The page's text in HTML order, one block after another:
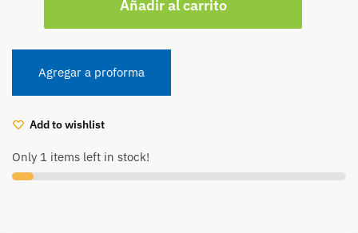
BUHO
#13
OFICIO
cantidad
Añadir al carrito
Agregar a proforma
Add to wishlist
Only 1 items left in stock!